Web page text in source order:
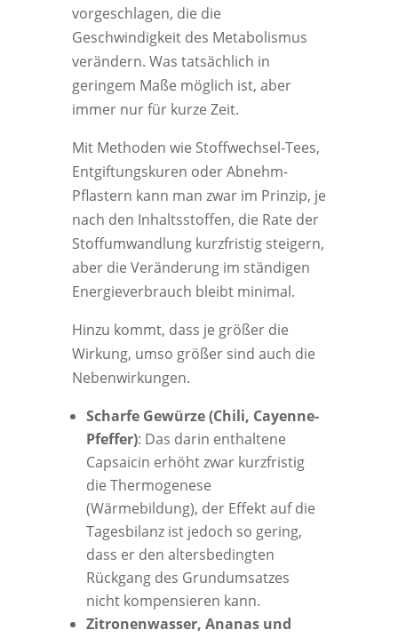
vorgeschlagen, die die
Geschwindigkeit des Metabolismus
verändern. Was tatsächlich in
geringem Maße möglich ist, aber
immer nur für kurze Zeit.
Mit Methoden wie Stoffwechsel-Tees,
Entgiftungskuren oder Abnehm-
Pflastern kann man zwar im Prinzip, je
nach den Inhaltsstoffen, die Rate der
Stoffumwandlung kurzfristig steigern,
aber die Veränderung im ständigen
Energieverbrauch bleibt minimal.
Hinzu kommt, dass je größer die
Wirkung, umso größer sind auch die
Nebenwirkungen.
Scharfe Gewürze (Chili, Cayenne-
Pfeffer): Das darin enthaltene
Capsaicin erhöht zwar kurzfristig
die Thermogenese
(Wärmebildung), der Effekt auf die
Tagesbilanz ist jedoch so gering,
dass er den altersbedingten
Rückgang des Grundumsatzes
nicht kompensieren kann.
Zitronenwasser, Ananas und